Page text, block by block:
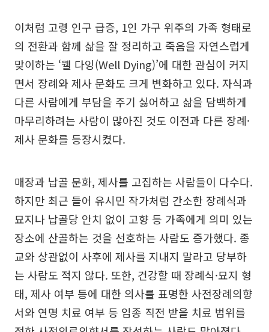
이처럼 고령 인구 급증, 1인 가구 위주의 가족 형태로
의 전환과 함께 삶을 잘 정리하고 죽음을 자연스럽게
맞이하는 ‘웰 다잉(Well Dying)’에 대한 관심이 커지
면서 장례와 제사 문화도 크게 변화하고 있다. 자식과
다른 사람에게 부담을 주기 싫어하고 삶을 담백하게
마무리하려는 사람이 많아진 것도 이전과 다른 장례·
제사 문화를 등장시켰다.
매장과 납골 문화, 제사를 고집하는 사람들이 다수다.
하지만 최근 들어 유시민 작가처럼 간소한 장례식과
묘지나 납골당 안치 없이 고향 등 가족에게 의미 있는
장소에 산골하는 것을 선호하는 사람도 증가했다. 종
교와 상관없이 사후에 제사를 지내지 말라고 당부하
는 사람도 적지 않다. 또한, 건강할 때 장례식·묘지 형
태, 제사 여부 등에 대한 의사를 표명한 사전장례의향
서와 연명 치료 여부 등 임종 직전 받을 치료 범위를